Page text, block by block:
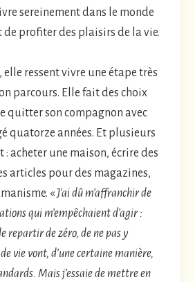
sereinement dans le monde
de profiter des plaisirs de la vie.
elle ressent vivre une étape très
parcours. Elle fait des choix
quitter son compagnon avec
quatorze années. Et plusieurs
: acheter une maison, écrire des
articles pour des magazines,
«J’ai dû m’affranchir de
qui m’empêchaient d’agir :
repartir de zéro, de ne pas y
vie vont, d’une certaine manière,
Mais j’essaie de mettre en